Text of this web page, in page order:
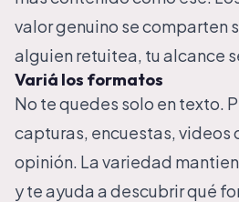
valor genuino se comparten
alguien retuitea, tu alcance
Variá los formatos
No te quedes solo en texto.
capturas, encuestas, videos
opinión. La variedad
y te ayuda a descubrir qué